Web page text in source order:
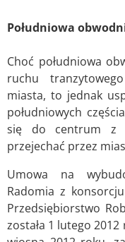
Południowa
Choć południowa
ruchu
miasta, to jednak
południowych
się do centrum z
przejechać przez
Umowa na
Radomia z
Przedsiębiorstwo
została 1 lutego